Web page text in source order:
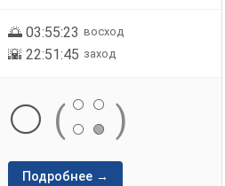
🌅 03:55:23 восход
🌇 22:51:45 заход
⚪ ( ⚪
⚪
⚪
🟢 )
Подробнее →